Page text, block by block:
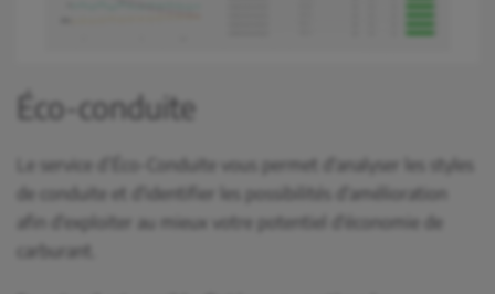
Éco-conduite
Le service d’Éco-Conduite vous permet d'analyser les styles
de conduite et d'identifier les possibilités d'amélioration
afin d'exploiter au mieux votre potentiel d'économie de
carburant.